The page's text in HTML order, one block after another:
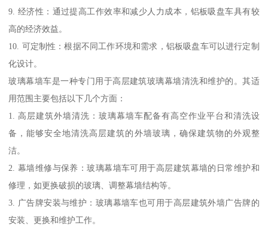
9. 经济性：通过提高工作效率和减少人力成本，铝板吸盘车具有较
高的经济效益。
10. 可定制性：根据不同工作环境和需求，铝板吸盘车可以进行定制
化设计。
玻璃幕墙车是一种专门用于高层建筑玻璃幕墙清洗和维护的。其适
用范围主要包括以下几个方面：
1. 高层建筑外墙清洗：玻璃幕墙车配备有高空作业平台和清洗设
备，能够安全地清洗高层建筑的外墙玻璃，确保建筑物的外观整
洁。
2. 幕墙维修与保养：玻璃幕墙车可用于高层建筑幕墙的日常维护和
修理，如更换破损的玻璃、调整幕墙结构等。
3. 广告牌安装与维护：玻璃幕墙车也可用于高层建筑外墙广告牌的
安装、更换和维护工作。